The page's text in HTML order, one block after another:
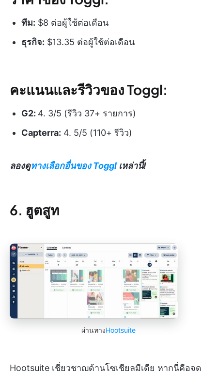
ทีม: $8 ต่อผู้ใช้ต่อเดือน
ธุรกิจ: $13.35 ต่อผู้ใช้ต่อเดือน
คะแนนและรีวิวของ Toggl:
G2: 4. 3/5 (รีวิว 37+ รายการ)
Capterra: 4. 5/5 (110+ รีวิว)
ลองดูทางเลือกอื่นของ Toggl เหล่านี้!
6. ฮูตสูท
ผ่านทางHootsuite
Hootsuite เชี่ยวชาญด้านโซเชียลมีเดีย หากนี่คือจุด